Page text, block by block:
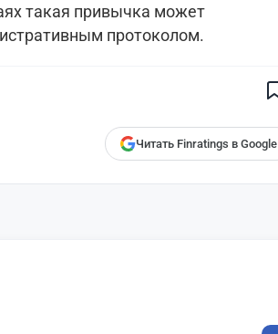
такая привычка может
протоколом.
Читать Finratings в Google
Finratings.kz— и наши материалы